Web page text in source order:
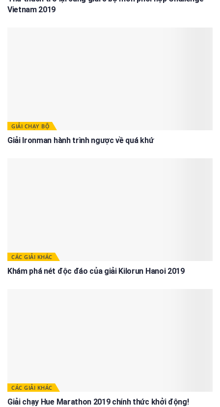
Vietnam 2019
GIẢI CHẠY BỘ
Giải Ironman hành trình ngược về quá khứ
CÁC GIẢI KHÁC
Khám phá nét độc đáo của giải Kilorun Hanoi 2019
CÁC GIẢI KHÁC
Giải chạy Hue Marathon 2019 chính thức khởi động!